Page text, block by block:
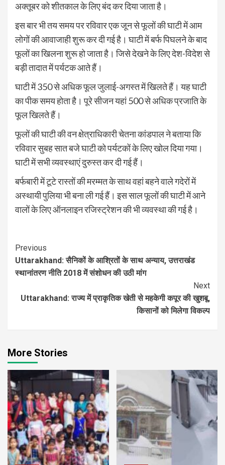
अक्तूबर को शीतकाल के लिए बंद कर दिया जाता है।
इस बार भी तय समय पर रविवार एक जून से फूलों की घाटी में आम
लोगों की आवाजाही शुरू कर दी गई है। घाटी में बर्फ पिघलने के बाद
फूलों का खिलना शुरू हो जाता है। जिसे देखने के लिए देश-विदेश से
बड़ी तादात में पर्यटक आते हैं।
घाटी में 350 से अधिक फूल जुलाई-अगस्त में खिलते हैं। यह घाटी
का पीक समय होता है। पूरे सीजन यहां 500 से अधिक प्रजाति के
फूल खिलते हैं।
फूलों की घाटी की वन क्षेत्राधिकारी चेतना कांडपाल ने बताया कि
रविवार सुबह सात बजे घाटी को पर्यटकों के लिए खोल दिया गया।
घाटी में सभी व्यवस्थाएं दुरुस्त कर दी गई हैं।
बर्फबारी में टूटे रास्तों की मरम्मत के साथ वहां बहने वाले गदेरों में
अस्थायी पुलिया भी बना ली गई हैं। इस साल फूलों की घाटी में आने
वालों के लिए ऑनलाइन रजिस्ट्रेशन की भी व्यवस्था की गई है।
Continue
Reading
Previous
Uttarakhand: सैनिकों के आश्रितों के साथ अन्याय, उत्तराखंड
स्थानांतरण नीति 2018 में संशोधन की उठी मांग
Next
Uttarakhand: राज्य में प्राकृतिक खेती से महकेगी कपूर की खुशबू,
किसानों को मिलेगा विकल्प
More Stories